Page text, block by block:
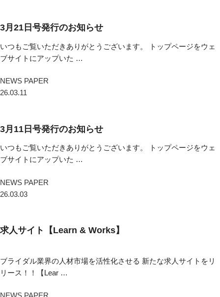
3月21日号発行のお知らせ
いつもご覧いただきありがとうございます。 トップページをウェ
ブサイトにアップいた …
NEWS PAPER
26.03.11
3月11日号発行のお知らせ
いつもご覧いただきありがとうございます。 トップページをウェ
ブサイトにアップいた …
NEWS PAPER
26.03.03
求人サイト【Learn & Works】
ブライダル業界の人材市場を活性化させる 新たな求人サイトをリ
リース！！【Lear …
NEWS PAPER